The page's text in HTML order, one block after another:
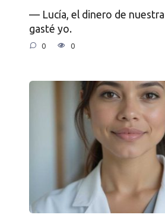
— Lucía, el dinero de
gasté yo.
0 0